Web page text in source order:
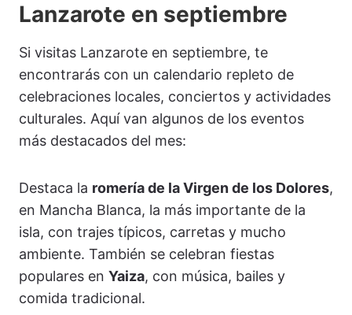
Lanzarote en septiembre
Si visitas Lanzarote en septiembre, te
encontrarás con un calendario repleto de
celebraciones locales, conciertos y actividades
culturales. Aquí van algunos de los eventos
más destacados del mes:
Destaca la romería de la Virgen de los Dolores,
en Mancha Blanca, la más importante de la
isla, con trajes típicos, carretas y mucho
ambiente. También se celebran fiestas
populares en Yaiza, con música, bailes y
comida tradicional.